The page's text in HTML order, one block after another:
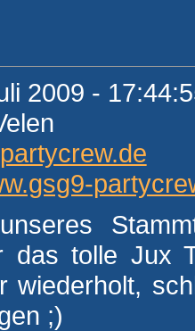
2009 -
das tolle Jux
wiederholt,
;)